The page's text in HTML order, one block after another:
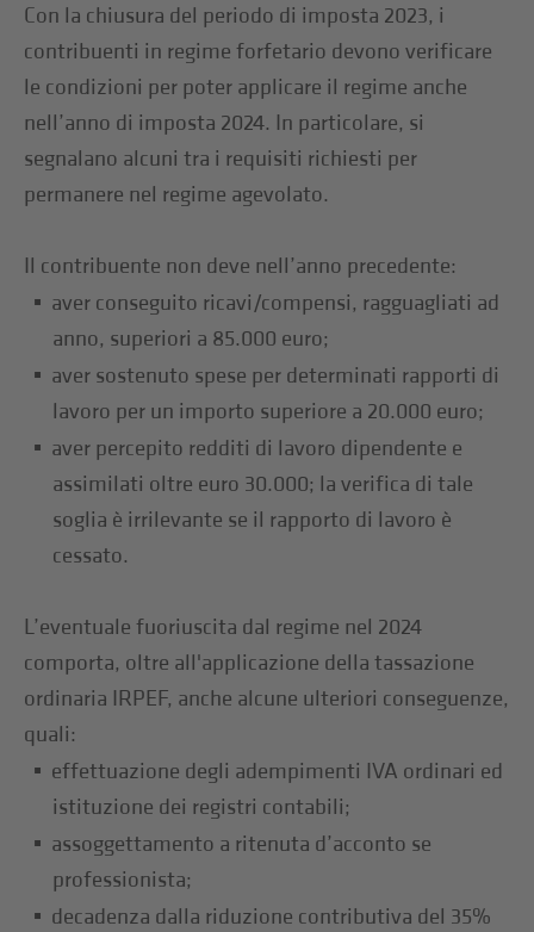
Con la chiusura del periodo di imposta 2023, i
contribuenti in regime forfetario devono verificare
le condizioni per poter applicare il regime anche
nell’anno di imposta 2024. In particolare, si
segnalano alcuni tra i requisiti richiesti per
permanere nel regime agevolato.
Il contribuente non deve nell’anno precedente:
aver conseguito ricavi/compensi, ragguagliati ad
anno, superiori a 85.000 euro;
aver sostenuto spese per determinati rapporti di
lavoro per un importo superiore a 20.000 euro;
aver percepito redditi di lavoro dipendente e
assimilati oltre euro 30.000; la verifica di tale
soglia è irrilevante se il rapporto di lavoro è
cessato.
L’eventuale fuoriuscita dal regime nel 2024
comporta, oltre all'applicazione della tassazione
ordinaria IRPEF, anche alcune ulteriori conseguenze,
quali:
effettuazione degli adempimenti IVA ordinari ed
istituzione dei registri contabili;
assoggettamento a ritenuta d’acconto se
professionista;
decadenza dalla riduzione contributiva del 35%